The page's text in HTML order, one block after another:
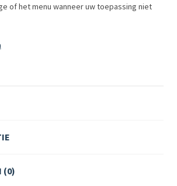
of het menu wanneer uw toepassing niet
(0)